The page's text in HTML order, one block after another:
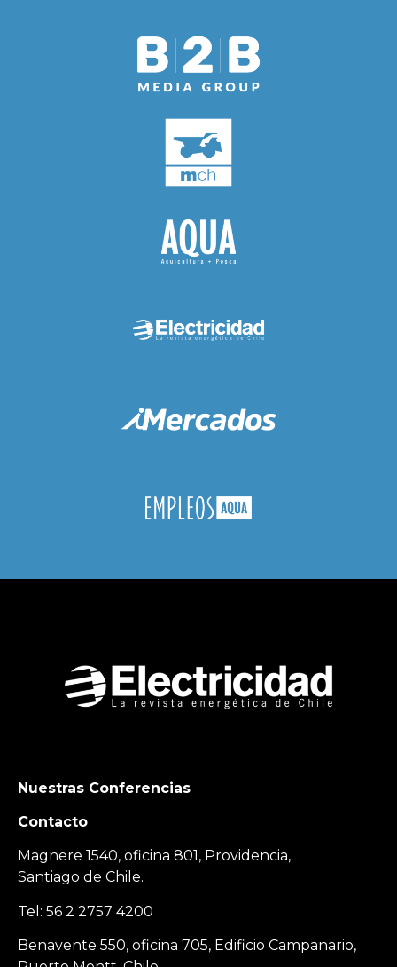
Nuestras Conferencias
Contacto
Magnere 1540, oficina 801, Providencia,
Santiago de Chile.
Tel: 56 2 2757 4200
Benavente 550, oficina 705, Edificio Campanario,